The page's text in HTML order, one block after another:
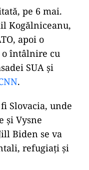
pe 6 mai.
Kogălniceanu,
apoi o
o întâlnire cu
SUA și
.
Slovacia, unde
și Vysne
Biden se va
refugiați și